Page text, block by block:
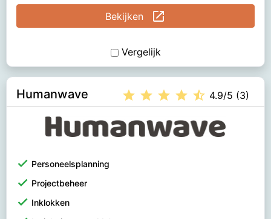
Bekijken open_in_new
Vergelijk
Humanwave star star star star star_half 4.9/5 (3)
check Personeelsplanning
check Projectbeheer
check Inklokken